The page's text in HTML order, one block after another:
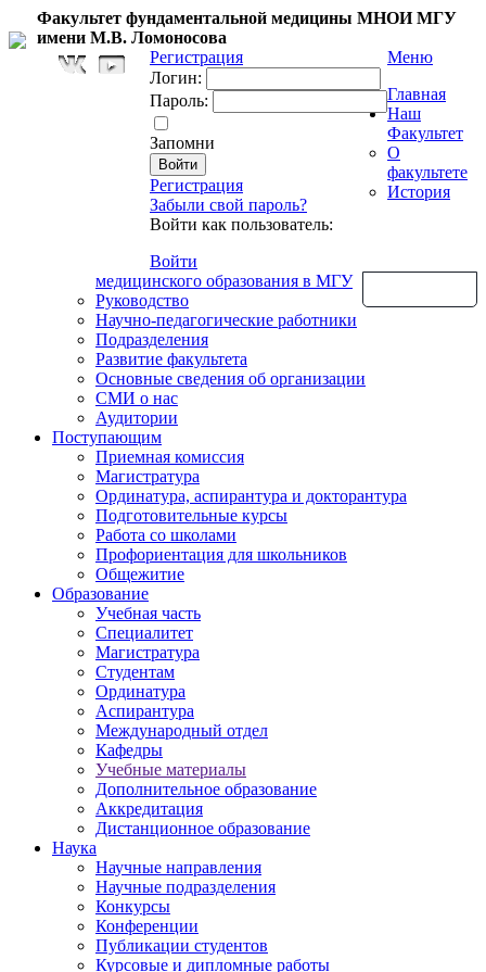
Факультет фундаментальной медицины МНОИ МГУ
имени М.В. Ломоносова
Регистрация
Логин:
Пароль:
Запомни
Регистрация
Забыли свой пароль?
Войти как пользователь:
Войти
Меню
Главная
Наш
Факультет
О
факультете
История
медицинского образования в МГУ
Руководство
Научно-педагогические работники
Подразделения
Развитие факультета
Основные сведения об организации
СМИ о нас
Аудитории
Поступающим
Приемная комиссия
Магистратура
Ординатура, аспирантура и докторантура
Подготовительные курсы
Работа со школами
Профориентация для школьников
Общежитие
Образование
Учебная часть
Специалитет
Магистратура
Студентам
Ординатура
Аспирантура
Международный отдел
Кафедры
Учебные материалы
Дополнительное образование
Аккредитация
Дистанционное образование
Наука
Научные направления
Научные подразделения
Конкурсы
Конференции
Публикации студентов
Курсовые и дипломные работы